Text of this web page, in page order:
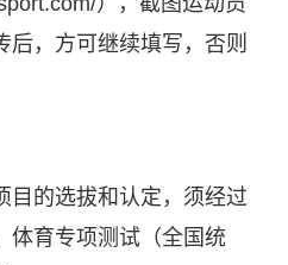
，方可继续填写，否则
目的选拔和认定，须经过
体育专项测试（全国统